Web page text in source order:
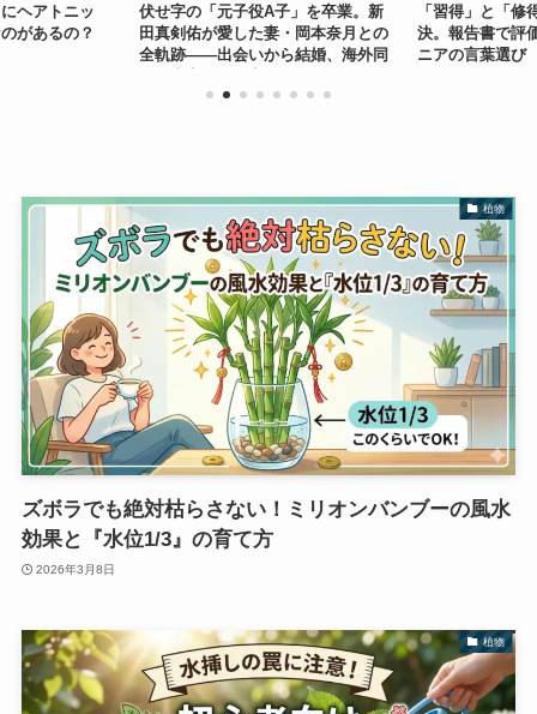
ヘアトニッ
があるの？
伏せ字の「元子役A子」を卒業。新
田真剣佑が愛した妻・岡本奈月との
全軌跡——出会いから結婚、海外同
「習得」と「修
決。報告書で評
ニアの言葉選び
植物
ズボラでも絶対枯らさない！ミリオンバンブーの風水
効果と『水位1/3』の育て方
2026年3月8日
植物